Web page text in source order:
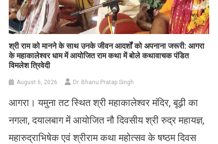
​श्री राम को मानने के साथ उनके जीवन आदर्शों को अपनाना जरूरी: आगरा
के महाकालेश्वर धाम में आयोजित राम कथा में बोले कथावाचक पंडित
विमलेश त्रिवेदी
August 6, 2026 Dr. Bhanu Pratap Singh
आगरा। यमुना तट स्थित श्री महाकालेश्वर मंदिर, बूढ़ी का
नगला, दयालबाग में आयोजित नौ दिवसीय श्री रुद्र महायज्ञ,
महारुद्राभिषेक एवं श्रीराम कथा महोत्सव के षष्ठम दिवस